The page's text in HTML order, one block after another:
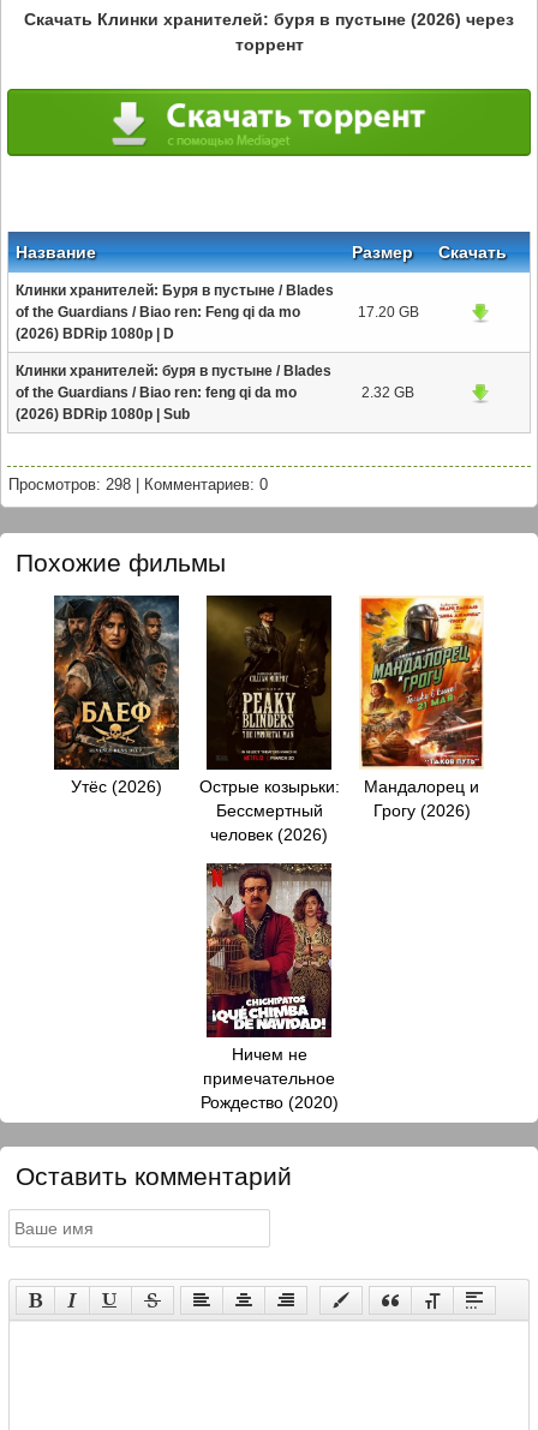
Скачать Клинки хранителей: буря в пустыне (2026) через
торрент
Название Размер Скачать
Клинки хранителей: Буря в пустыне / Blades
of the Guardians / Biao ren: Feng qi da mo
(2026) BDRip 1080p | D
17.20 GB
Клинки хранителей: буря в пустыне / Blades
of the Guardians / Biao ren: feng qi da mo
(2026) BDRip 1080p | Sub
2.32 GB
Просмотров: 298 Комментариев: 0
Похожие фильмы
Утёс (2026)
Острые козырьки:
Бессмертный
человек (2026)
Мандалорец и
Грогу (2026)
Ничем не
примечательное
Рождество (2020)
Оставить комментарий